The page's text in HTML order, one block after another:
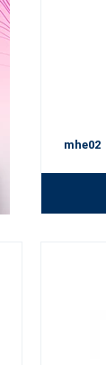
mhe02